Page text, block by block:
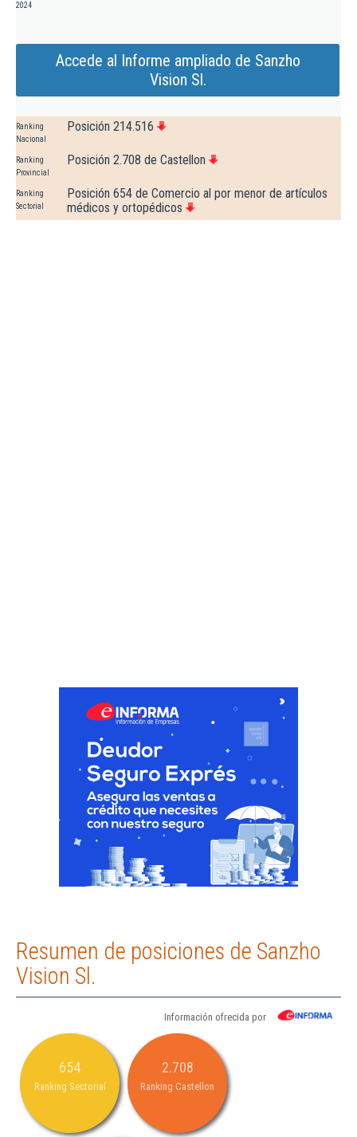
2024
Accede al Informe ampliado de Sanzho
Vision Sl.
Ranking
Nacional
Posición 214.516
Ranking
Provincial
Posición 2.708 de Castellon
Ranking
Sectorial
Posición 654 de Comercio al por menor de artículos
médicos y ortopédicos
Resumen de posiciones de Sanzho
Vision Sl.
Información ofrecida por
654
Ranking Sectorial
2.708
Ranking Castellon